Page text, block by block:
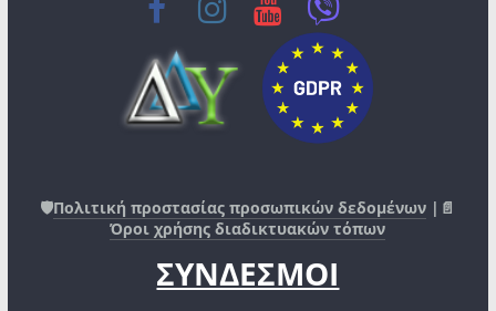
🛡️Πολιτική προστασίας προσωπικών δεδομένων |📄
Όροι χρήσης διαδικτυακών τόπων
ΣΥΝΔΕΣΜΟΙ